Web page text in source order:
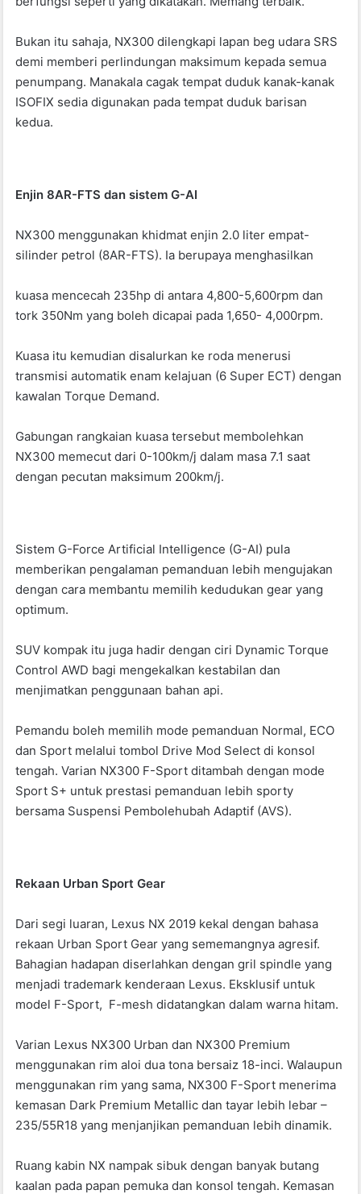
Bukan itu sahaja, NX300 dilengkapi lapan beg udara SRS
demi memberi perlindungan maksimum kepada semua
penumpang. Manakala cagak tempat duduk kanak-kanak
ISOFIX sedia digunakan pada tempat duduk barisan
kedua.
Enjin 8AR-FTS dan sistem G-AI
NX300 menggunakan khidmat enjin 2.0 liter empat-
silinder petrol (8AR-FTS). Ia berupaya menghasilkan
kuasa mencecah 235hp di antara 4,800-5,600rpm dan
tork 350Nm yang boleh dicapai pada 1,650- 4,000rpm.
Kuasa itu kemudian disalurkan ke roda menerusi
transmisi automatik enam kelajuan (6 Super ECT) dengan
kawalan Torque Demand.
Gabungan rangkaian kuasa tersebut membolehkan
NX300 memecut dari 0-100km/j dalam masa 7.1 saat
dengan pecutan maksimum 200km/j.
Sistem G-Force Artificial Intelligence (G-AI) pula
memberikan pengalaman pemanduan lebih mengujakan
dengan cara membantu memilih kedudukan gear yang
optimum.
SUV kompak itu juga hadir dengan ciri Dynamic Torque
Control AWD bagi mengekalkan kestabilan dan
menjimatkan penggunaan bahan api.
Pemandu boleh memilih mode pemanduan Normal, ECO
dan Sport melalui tombol Drive Mod Select di konsol
tengah. Varian NX300 F-Sport ditambah dengan mode
Sport S+ untuk prestasi pemanduan lebih sporty
bersama Suspensi Pembolehubah Adaptif (AVS).
Rekaan Urban Sport Gear
Dari segi luaran, Lexus NX 2019 kekal dengan bahasa
rekaan Urban Sport Gear yang sememangnya agresif.
Bahagian hadapan diserlahkan dengan gril spindle yang
menjadi trademark kenderaan Lexus. Eksklusif untuk
model F-Sport, F-mesh didatangkan dalam warna hitam.
Varian Lexus NX300 Urban dan NX300 Premium
menggunakan rim aloi dua tona bersaiz 18-inci. Walaupun
menggunakan rim yang sama, NX300 F-Sport menerima
kemasan Dark Premium Metallic dan tayar lebih lebar –
235/55R18 yang menjanjikan pemanduan lebih dinamik.
Ruang kabin NX nampak sibuk dengan banyak butang
kaalan pada papan pemuka dan konsol tengah. Kemasan